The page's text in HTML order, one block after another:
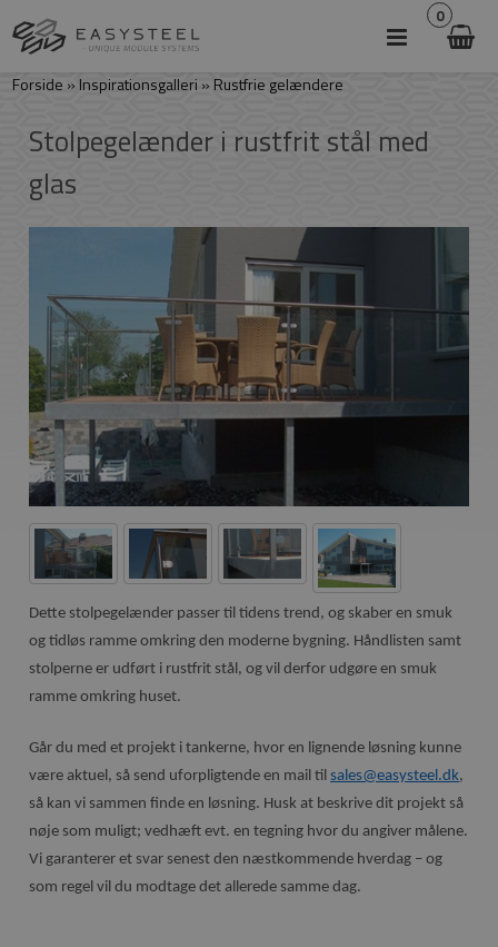
0
Forside » Inspirationsgalleri » Rustfrie gelændere
Stolpegelænder i rustfrit stål med
glas
Dette stolpegelænder passer til tidens trend, og skaber en smuk
og tidløs ramme omkring den moderne bygning. Håndlisten samt
stolperne er udført i rustfrit stål, og vil derfor udgøre en smuk
ramme omkring huset.
Går du med et projekt i tankerne, hvor en lignende løsning kunne
være aktuel, så send uforpligtende en mail tilsales@easysteel.dk,
så kan vi sammen finde en løsning. Husk at beskrive dit projekt så
nøje som muligt; vedhæft evt. en tegning hvor du angiver målene.
Vi garanterer et svar senest den næstkommende hverdag – og
som regel vil du modtage det allerede samme dag.